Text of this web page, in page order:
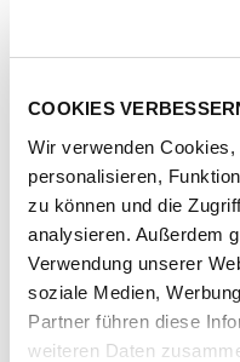
COOKIES
Wir verwenden
personalisieren,
zu können und die
analysieren. Außerdem
Verwendung unserer
soziale Medien,
Partner führen diese
weiteren Daten
Artikel-Nr.00-0000061397-
Farbe onyx/black